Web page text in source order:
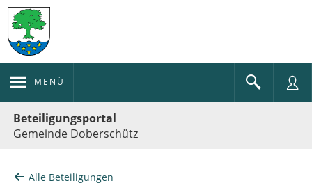
MENÜ
Beteiligungsportal
Gemeinde Doberschütz
Alle Beteiligungen